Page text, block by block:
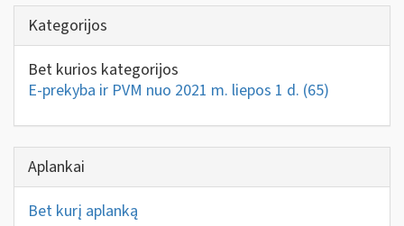
Kategorijos
Bet kurios kategorijos
E-prekyba ir PVM nuo 2021 m. liepos 1 d. (65)
Aplankai
Bet kurį aplanką